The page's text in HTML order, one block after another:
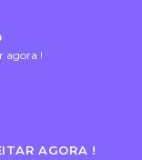
agora !
AGORA !